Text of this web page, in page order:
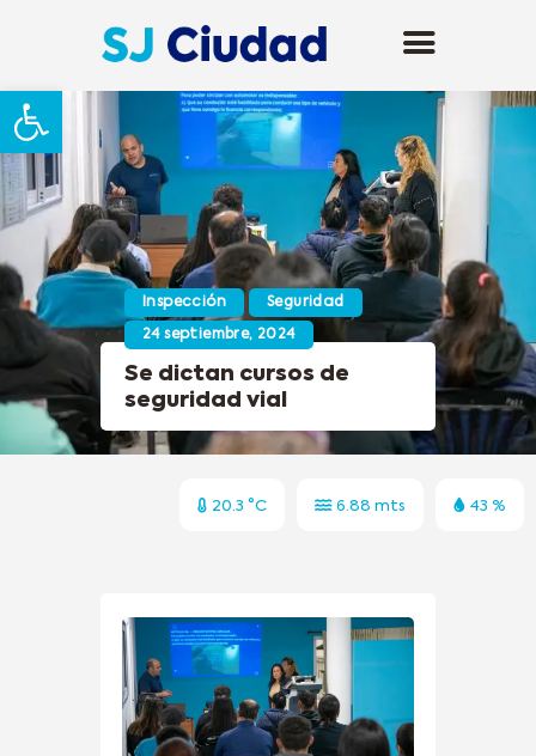
Abrir barra de herramientas
Inspección Seguridad
24 septiembre, 2024
Se dictan cursos de
seguridad vial
20.3 °C 6.88 mts 43 %